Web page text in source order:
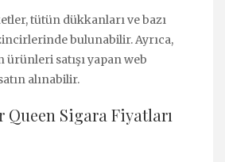
tütün dükkanları ve bazı
bulunabilir. Ayrıca,
satışı yapan web
alınabilir.
Queen Sigara Fiyatları